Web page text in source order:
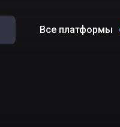
Все платформы